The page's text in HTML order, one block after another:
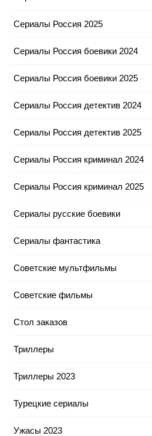
Сериалы Россия 2025
Сериалы Россия боевики 2024
Сериалы Россия боевики 2025
Сериалы Россия детектив 2024
Сериалы Россия детектив 2025
Сериалы Россия криминал 2024
Сериалы Россия криминал 2025
Сериалы русские боевики
Сериалы фантастика
Советские мультфильмы
Советские фильмы
Стол заказов
Триллеры
Триллеры 2023
Турецкие сериалы
Ужасы 2023